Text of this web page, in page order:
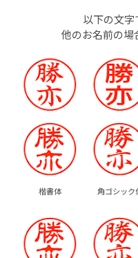
以下の文字
他のお名前の場
楷書体 角ゴシック